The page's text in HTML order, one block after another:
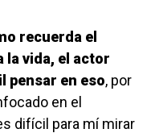
recuerda el
la vida, el actor
pensar en eso, por
en el
difícil para mí mirar